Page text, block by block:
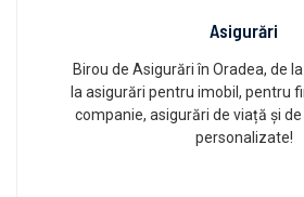
Asigurări
Birou de Asigurări în Oradea, de
la asigurări pentru imobil, pentru
companie, asigurări de viață și
personalizate!